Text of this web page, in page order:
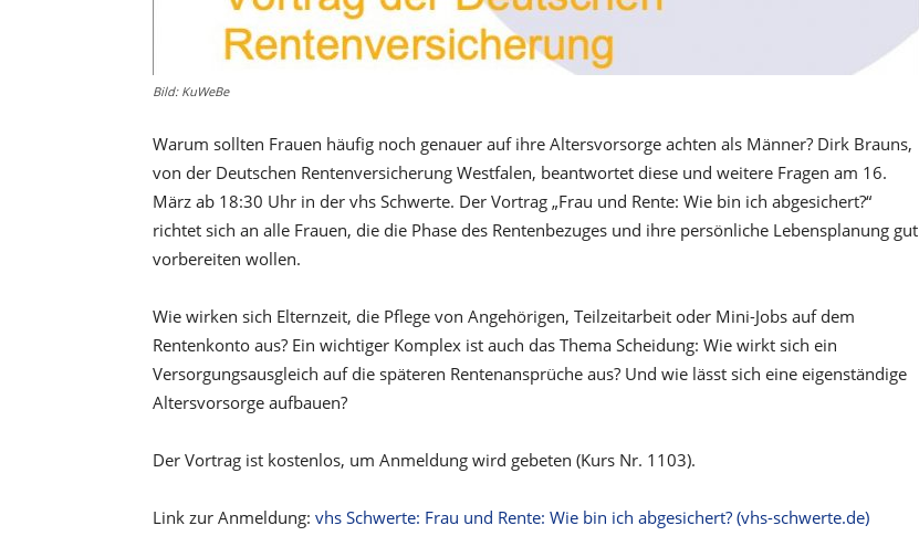
Bild: KuWeBe
Warum sollten Frauen häufig noch genauer auf ihre Altersvorsorge achten als Männer? Dirk Brauns,
von der Deutschen Rentenversicherung Westfalen, beantwortet diese und weitere Fragen am 16.
März ab 18:30 Uhr in der vhs Schwerte. Der Vortrag „Frau und Rente: Wie bin ich abgesichert?“
richtet sich an alle Frauen, die die Phase des Rentenbezuges und ihre persönliche Lebensplanung gut
vorbereiten wollen.
Wie wirken sich Elternzeit, die Pflege von Angehörigen, Teilzeitarbeit oder Mini-Jobs auf dem
Rentenkonto aus? Ein wichtiger Komplex ist auch das Thema Scheidung: Wie wirkt sich ein
Versorgungsausgleich auf die späteren Rentenansprüche aus? Und wie lässt sich eine eigenständige
Altersvorsorge aufbauen?
Der Vortrag ist kostenlos, um Anmeldung wird gebeten (Kurs Nr. 1103).
Link zur Anmeldung: vhs Schwerte: Frau und Rente: Wie bin ich abgesichert? (vhs-schwerte.de)